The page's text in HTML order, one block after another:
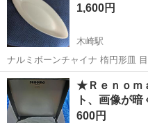
工場のお仕事 ◇コネクタ製造工...
1,600円
木崎駅
ナルミボーンチャイナ 楕円形皿
取引場所は太田市のトイザらス北
群馬 太田市
★Ｒｅｎｏｍ
ト、画像が
600円